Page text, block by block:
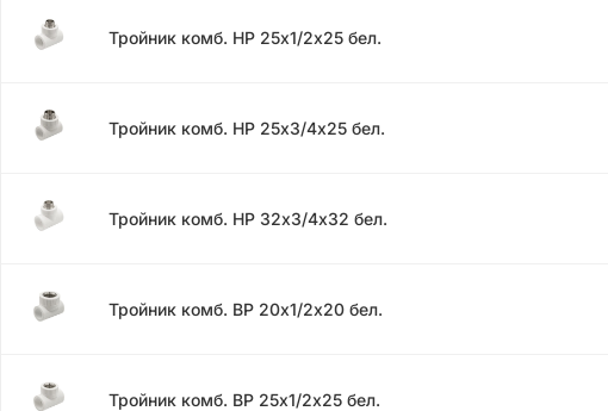
Тройник комб. НР 25х1/2х25 бел.
Тройник комб. НР 25х3/4х25 бел.
Тройник комб. НР 32х3/4х32 бел.
Тройник комб. ВР 20х1/2х20 бел.
Тройник комб. ВР 25х1/2х25 бел.